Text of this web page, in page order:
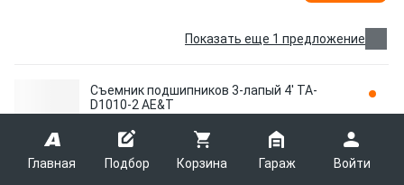
Главная Подбор Корзина Гараж Войти
Показать еще 1 предложение
Съемник подшипников 3-лапый 4' TA-
D1010-2 AE&T